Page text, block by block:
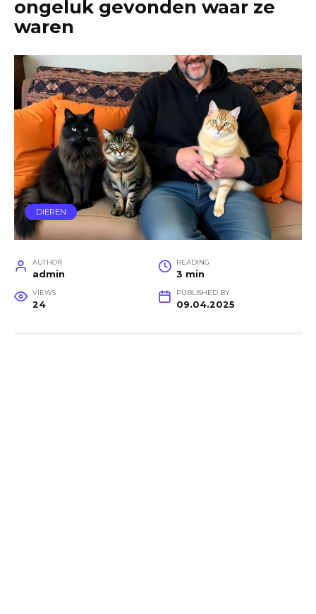
ongeluk gevonden waar ze
waren
DIEREN
AUTHOR
admin
READING
3 min
VIEWS
24
PUBLISHED BY
09.04.2025